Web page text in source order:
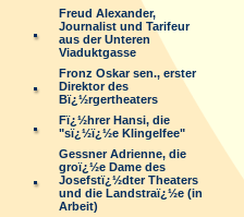
Freud Alexander,
Journalist und Tarifeur
aus der Unteren
Viaduktgasse
Fronz Oskar sen., erster
Direktor des
Bï¿½rgertheaters
Fï¿½hrer Hansi, die
"sï¿½ï¿½e Klingelfee"
Gessner Adrienne, die
groï¿½e Dame des
Josefstï¿½dter Theaters
und die Landstraï¿½e (in
Arbeit)